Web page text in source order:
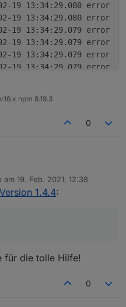
npm 8.19.3
0
am 19. Feb. 2021, 12:38
von
1.4.4:
für die tolle Hilfe!
0